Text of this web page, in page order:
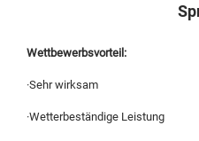
Wettbewerbsvorteil:
·Sehr wirksam
·Wetterbeständige Leistung